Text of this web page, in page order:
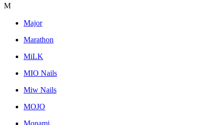
M
Major
Marathon
MiLK
MIO Nails
Miw Nails
MOJO
Monami